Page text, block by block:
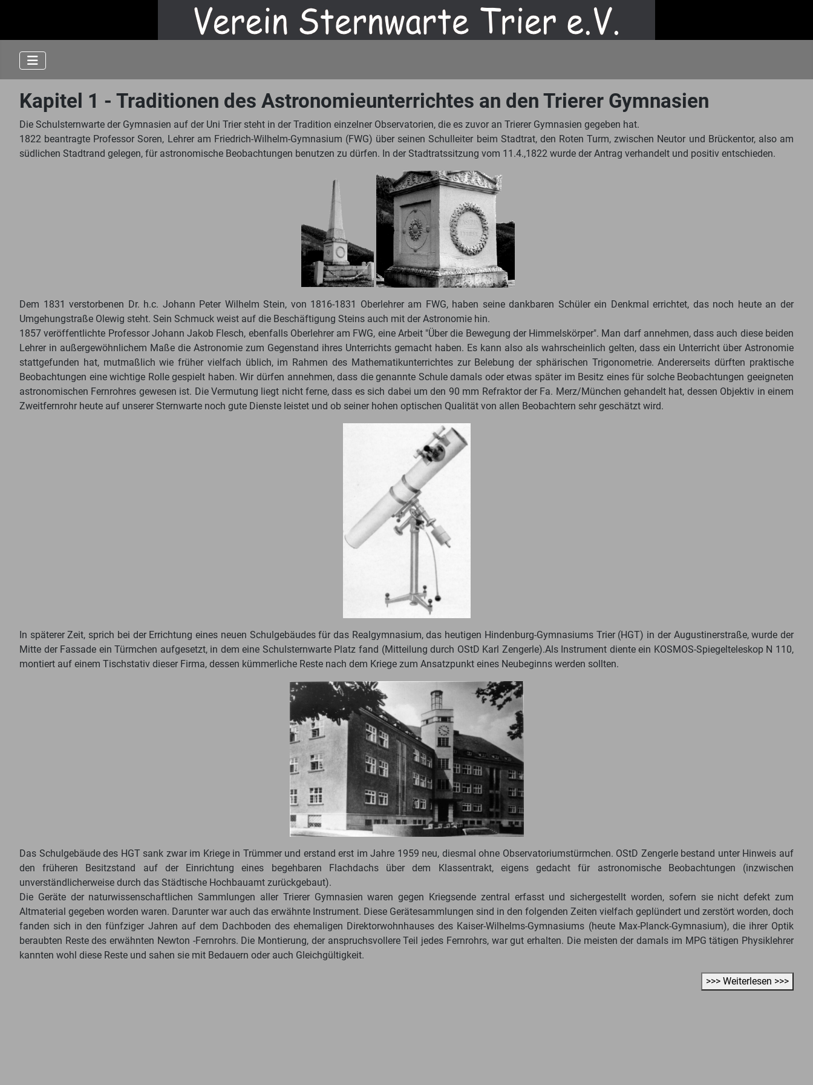
Kapitel 1 - Traditionen des Astronomieunterrichtes an den Trierer Gymnasien
Die Schulsternwarte der Gymnasien auf der Uni Trier steht in der Tradition einzelner Observatorien, die es zuvor an Trierer Gymnasien gegeben hat.
1822 beantragte Professor Soren, Lehrer am Friedrich-Wilhelm-Gymnasium (FWG) über seinen Schulleiter beim Stadtrat, den Roten Turm, zwischen Neutor und Brückentor, also am
südlichen Stadtrand gelegen, für astronomische Beobachtungen benutzen zu dürfen. In der Stadtratssitzung vom 11.4.,1822 wurde der Antrag verhandelt und positiv entschieden.
Dem 1831 verstorbenen Dr. h.c. Johann Peter Wilhelm Stein, von 1816-1831 Oberlehrer am FWG, haben seine dankbaren Schüler ein Denkmal errichtet, das noch heute an der
Umgehungstraße Olewig steht. Sein Schmuck weist auf die Beschäftigung Steins auch mit der Astronomie hin.
1857 veröffentlichte Professor Johann Jakob Flesch, ebenfalls Oberlehrer am FWG, eine Arbeit "Über die Bewegung der Himmelskörper". Man darf annehmen, dass auch diese beiden
Lehrer in außergewöhnlichem Maße die Astronomie zum Gegenstand ihres Unterrichts gemacht haben. Es kann also als wahrscheinlich gelten, dass ein Unterricht über Astronomie
stattgefunden hat, mutmaßlich wie früher vielfach üblich, im Rahmen des Mathematikunterrichtes zur Belebung der sphärischen Trigonometrie. Andererseits dürften praktische
Beobachtungen eine wichtige Rolle gespielt haben. Wir dürfen annehmen, dass die genannte Schule damals oder etwas später im Besitz eines für solche Beobachtungen geeigneten
astronomischen Fernrohres gewesen ist. Die Vermutung liegt nicht ferne, dass es sich dabei um den 90 mm Refraktor der Fa. Merz/München gehandelt hat, dessen Objektiv in einem
Zweitfernrohr heute auf unserer Sternwarte noch gute Dienste leistet und ob seiner hohen optischen Qualität von allen Beobachtern sehr geschätzt wird.
In späterer Zeit, sprich bei der Errichtung eines neuen Schulgebäudes für das Realgymnasium, das heutigen Hindenburg-Gymnasiums Trier (HGT) in der Augustinerstraße, wurde der
Mitte der Fassade ein Türmchen aufgesetzt, in dem eine Schulsternwarte Platz fand (Mitteilung durch OStD Karl Zengerle).Als Instrument diente ein KOSMOS-Spiegelteleskop N 110,
montiert auf einem Tischstativ dieser Firma, dessen kümmerliche Reste nach dem Kriege zum Ansatzpunkt eines Neubeginns werden sollten.
Das Schulgebäude des HGT sank zwar im Kriege in Trümmer und erstand erst im Jahre 1959 neu, diesmal ohne Observatoriums­türmchen. OStD Zengerle bestand unter Hinweis auf
den früheren Besitzstand auf der Einrichtung eines begehbaren Flachdachs über dem Klassentrakt, eigens gedacht für astronomische Beobachtungen (inzwischen
unverständlicherweise durch das Städtische Hochbauamt zurückgebaut).
Die Geräte der naturwissen­schaftlichen Sammlungen aller Trierer Gymnasien waren gegen Kriegsende zentral erfasst und sichergestellt worden, sofern sie nicht defekt zum
Altmaterial gegeben worden waren. Darunter war auch das erwähnte Instrument. Diese Gerätesammlungen sind in den folgenden Zeiten vielfach geplündert und zerstört worden, doch
fanden sich in den fünfziger Jahren auf dem Dachboden des ehemaligen Direktorwohnhauses des Kaiser-Wilhelms-Gymnasiums (heute Max-Planck-Gymnasium), die ihrer Optik
beraubten Reste des erwähnten Newton -Fernrohrs. Die Montierung, der anspruchsvollere Teil jedes Fernrohrs, war gut erhalten. Die meisten der damals im MPG tätigen Physiklehrer
kannten wohl diese Reste und sahen sie mit Bedauern oder auch Gleichgültigkeit.
>>> Weiterlesen >>>